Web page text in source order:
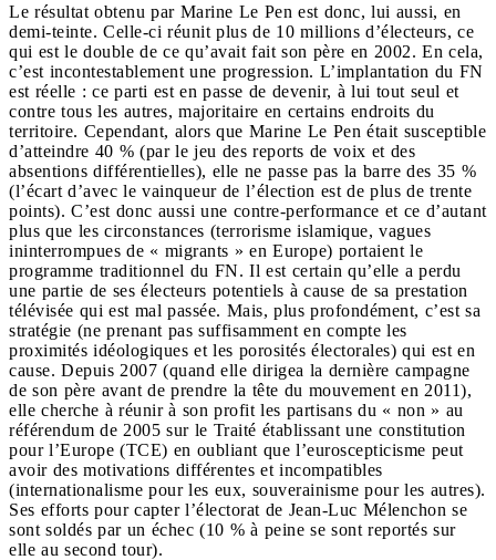
Le résultat obtenu par Marine Le Pen est donc, lui aussi, en
demi-teinte. Celle-ci réunit plus de 10 millions d’électeurs, ce
qui est le double de ce qu’avait fait son père en 2002. En cela,
c’est incontestablement une progression. L’implantation du FN
est réelle : ce parti est en passe de devenir, à lui tout seul et
contre tous les autres, majoritaire en certains endroits du
territoire. Cependant, alors que Marine Le Pen était susceptible
d’atteindre 40 % (par le jeu des reports de voix et des
absentions différentielles), elle ne passe pas la barre des 35 %
(l’écart d’avec le vainqueur de l’élection est de plus de trente
points). C’est donc aussi une contre-performance et ce d’autant
plus que les circonstances (terrorisme islamique, vagues
ininterrompues de « migrants » en Europe) portaient le
programme traditionnel du FN. Il est certain qu’elle a perdu
une partie de ses électeurs potentiels à cause de sa prestation
télévisée qui est mal passée. Mais, plus profondément, c’est sa
stratégie (ne prenant pas suffisamment en compte les
proximités idéologiques et les porosités électorales) qui est en
cause. Depuis 2007 (quand elle dirigea la dernière campagne
de son père avant de prendre la tête du mouvement en 2011),
elle cherche à réunir à son profit les partisans du « non » au
référendum de 2005 sur le Traité établissant une constitution
pour l’Europe (TCE) en oubliant que l’euroscepticisme peut
avoir des motivations différentes et incompatibles
(internationalisme pour les eux, souverainisme pour les autres).
Ses efforts pour capter l’électorat de Jean-Luc Mélenchon se
sont soldés par un échec (10 % à peine se sont reportés sur
elle au second tour).